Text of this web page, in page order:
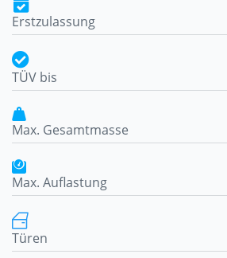
Erstzulassung
TÜV bis
Max. Gesamtmasse
Max. Auflastung
Türen